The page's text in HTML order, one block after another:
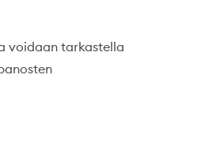
voidaan tarkastella